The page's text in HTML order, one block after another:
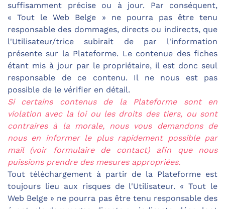
suffisamment précise ou à jour. Par conséquent,
« Tout le Web Belge » ne pourra pas être tenu
responsable des dommages, directs ou indirects, que
l'Utilisateur/trice subirait de par l'information
présente sur la Plateforme. Le contenue des fiches
étant mis à jour par le propriétaire, il est donc seul
responsable de ce contenu. Il ne nous est pas
possible de le vérifier en détail.
Si certains contenus de la Plateforme sont en
violation avec la loi ou les droits des tiers, ou sont
contraires à la morale, nous vous demandons de
nous en informer le plus rapidement possible par
mail (voir formulaire de contact) afin que nous
puissions prendre des mesures appropriées.
Tout téléchargement à partir de la Plateforme est
toujours lieu aux risques de l'Utilisateur. « Tout le
Web Belge » ne pourra pas être tenu responsable des